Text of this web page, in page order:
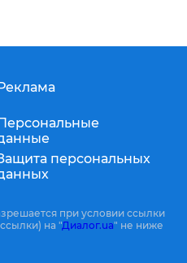
персональных
при условии ссылки
на "Диалог.ua" не ниже